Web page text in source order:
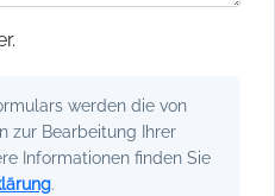
werden die von
zur Bearbeitung Ihrer
Informationen finden Sie
.